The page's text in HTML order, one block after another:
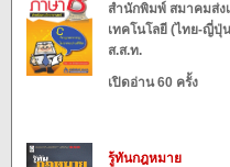
สำนักพิมพ์ สมาคมส่ง
เทคโนโลยี (ไทย-ญี่ปุ่
ส.ส.ท.
เปิดอ่าน 60 ครั้ง
รู้ทันกฎหมาย